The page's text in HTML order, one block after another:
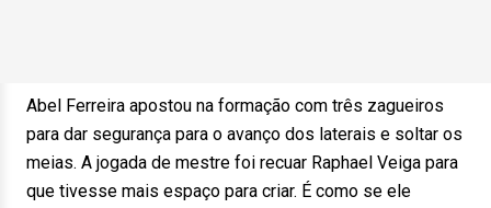
Abel Ferreira apostou na formação com três zagueiros
para dar segurança para o avanço dos laterais e soltar os
meias. A jogada de mestre foi recuar Raphael Veiga para
que tivesse mais espaço para criar. É como se ele